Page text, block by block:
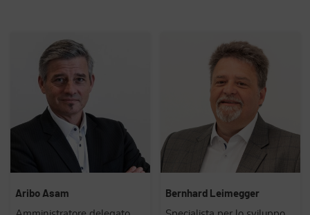
Aribo Asam
Bernhard Leimegger